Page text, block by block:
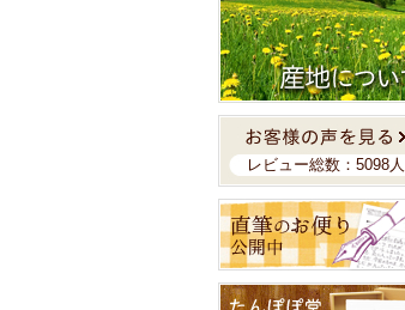
レビュー総数：5098人